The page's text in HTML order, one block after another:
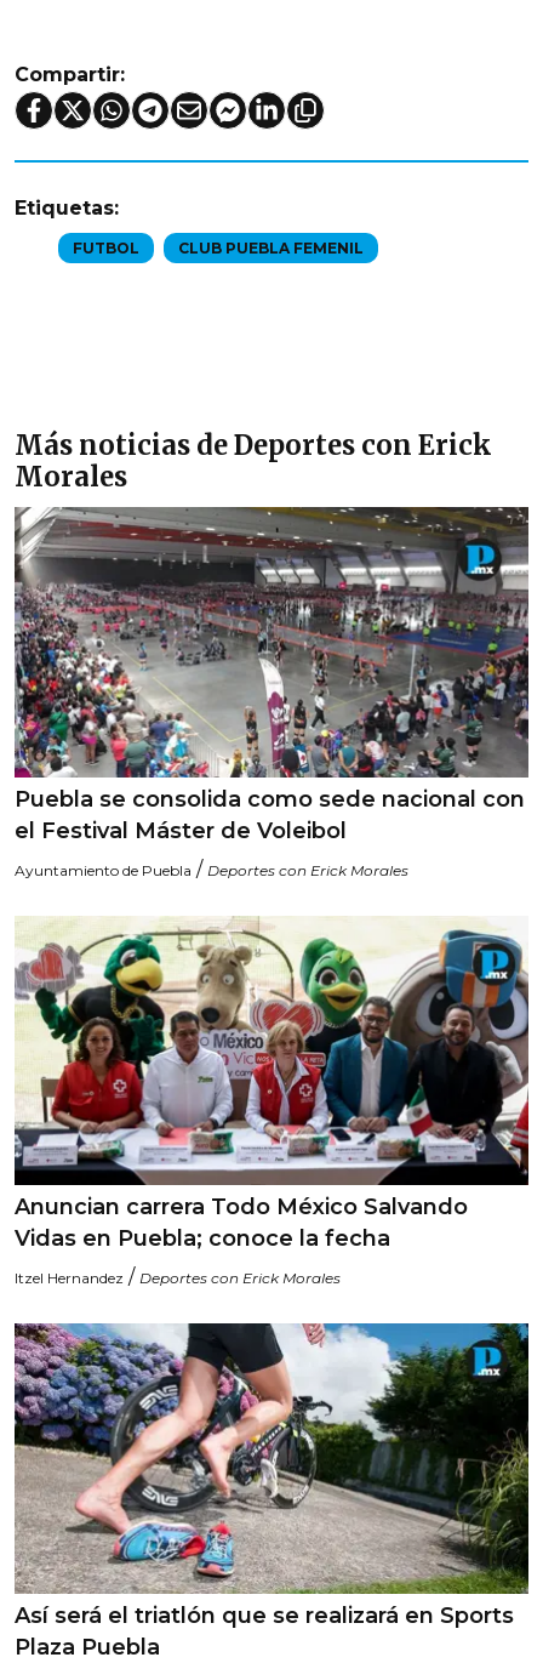
Compartir:
Etiquetas:
FUTBOL CLUB PUEBLA FEMENIL
Más noticias de Deportes con Erick
Morales
Puebla se consolida como sede nacional con
el Festival Máster de Voleibol
Ayuntamiento de Puebla / Deportes con Erick Morales
Anuncian carrera Todo México Salvando
Vidas en Puebla; conoce la fecha
Itzel Hernandez / Deportes con Erick Morales
Así será el triatlón que se realizará en Sports
Plaza Puebla